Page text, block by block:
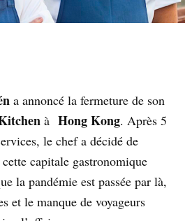
a annoncé la fermeture de son
à Hong Kong. Après 5
le chef a décidé de
capitale gastronomique
la pandémie est passée par là,
et le manque de voyageurs